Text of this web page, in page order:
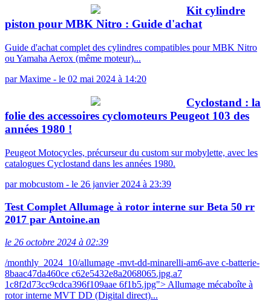
Kit cylindre
piston pour MBK Nitro : Guide d'achat
Guide d'achat complet des cylindres compatibles pour MBK Nitro
ou Yamaha Aerox (même moteur)...
parMaxime - le 02 mai 2024 à 14:20
Cyclostand : la
folie des accessoires cyclomoteurs Peugeot 103 des
années 1980 !
Peugeot Motocycles, précurseur du custom sur mobylette, avec les
catalogues Cyclostand dans les années 1980.
parmobcustom - le 26 janvier 2024 à 23:39
Test Complet Allumage à rotor interne sur Beta 50 rr
2017 par Antoine.an
le 26 octobre 2024 à 02:39
/monthly_2024_10/allumage -mvt-dd-minarelli-am6-ave c-batterie-
8baac47da460ce c62e5432e8a2068065.jpg.a7
1c8f2d73cc9cdca396f109aae 6f1b5.jpg"> Allumage mécaboîte à
rotor interne MVT DD (Digital direct)...